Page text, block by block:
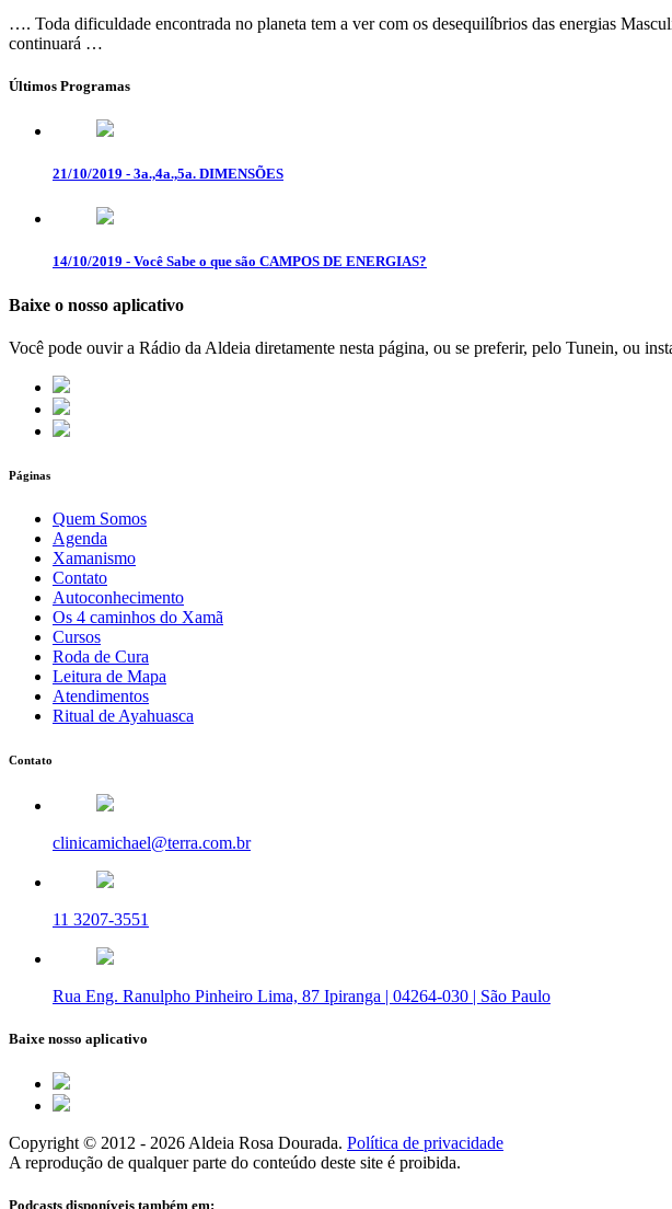
…. Toda dificuldade encontrada no planeta tem a ver com os desequilíbrios das energias
continuará …
Últimos Programas
21/10/2019 - 3a.,4a.,5a. DIMENSÕES
14/10/2019 - Você Sabe o que são CAMPOS DE ENERGIAS?
Baixe o nosso aplicativo
Você pode ouvir a Rádio da Aldeia diretamente nesta página, ou se preferir, pelo Tunein, ou
Páginas
Quem Somos
Agenda
Xamanismo
Contato
Autoconhecimento
Os 4 caminhos do Xamã
Cursos
Roda de Cura
Leitura de Mapa
Atendimentos
Ritual de Ayahuasca
Contato
clinicamichael@terra.com.br
11 3207-3551
Rua Eng. Ranulpho Pinheiro Lima, 87 Ipiranga | 04264-030 | São Paulo
Baixe nosso aplicativo
Copyright © 2012 - 2026 Aldeia Rosa Dourada. Política de privacidade
A reprodução de qualquer parte do conteúdo deste site é proibida.
Podcasts disponíveis também em: